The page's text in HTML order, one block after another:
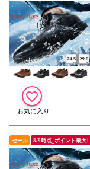
セール 8/9時点_ポイント最大